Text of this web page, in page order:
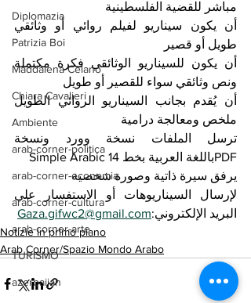
Diplomazia
Patrizia Boi
Maddalena Celano
Chiara Cavalieri
Ambiente
arab-corner-politica
arab-corner-economia
arab-corner-cultura
arab-corner-arte
TURISMO
azerbaijan
مباشر للقضية الفلسطينية
طويل أو قصير
أن يكون للسيناريو الوثائقي فكرة مكتملة
ونص وثائقي سواء للقصير أو طويل
أن يُقدم بجانب السيناريو الروائي الطويل
ملخص ومعالجة درامية
PDFباللغة العربية بخط 14 Simple Arabic
يرفق سيرة ذاتية وصورة شخصية
البريد الإلكتروني:Gaza.gifwc2@gmail.com
Notizie in primo piano
Arab Corner/Spazio Mondo Arabo